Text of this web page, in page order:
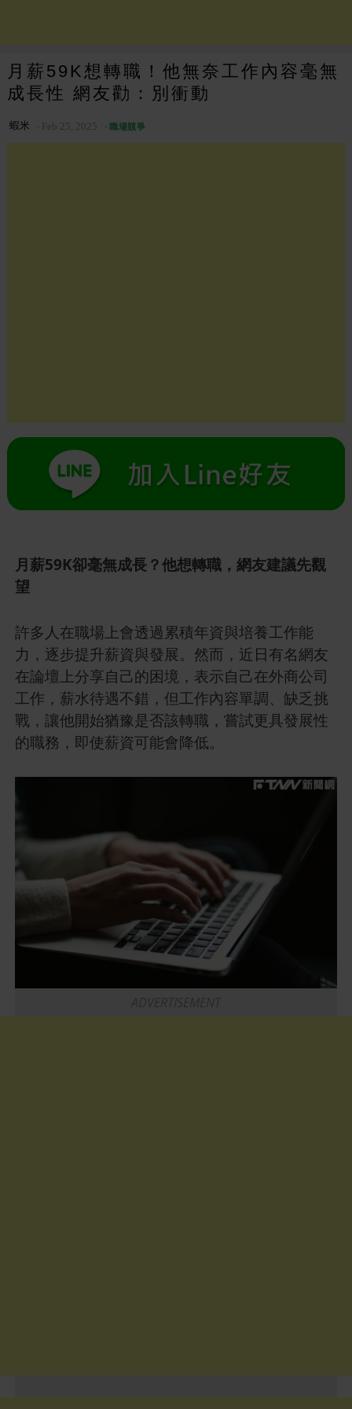
月薪59K想轉職！他無奈工作內容毫無
成長性 網友勸：別衝動
蝦米 Feb 25, 2025 職場競爭
月薪59K卻毫無成長？他想轉職，網友建議先觀
望
許多人在職場上會透過累積年資與培養工作能
力，逐步提升薪資與發展。然而，近日有名網友
在論壇上分享自己的困境，表示自己在外商公司
工作，薪水待遇不錯，但工作內容單調、缺乏挑
戰，讓他開始猶豫是否該轉職，嘗試更具發展性
的職務，即使薪資可能會降低。